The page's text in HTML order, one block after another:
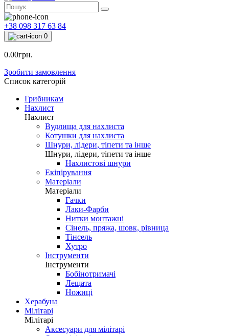
+38 098 317 63 84
0
0.00грн.
Зробити замовлення
Список категорій
Грибникам
Нахлист
Нахлист
Вудлища для нахлиста
Котушки для нахлиста
Шнури, лідери, тіпети та інше
Шнури, лідери, тіпети та інше
Нахлистові шнури
Екіпірування
Матеріали
Матеріали
Гачки
Лаки-Фарби
Нитки монтажні
Сінель, пряжа, шовк, рівница
Тінсель
Хутро
Інструменти
Інструменти
Бобінотримачі
Лещата
Ножиці
Херабуна
Мілітарі
Мілітарі
Аксесуари для мілітарі